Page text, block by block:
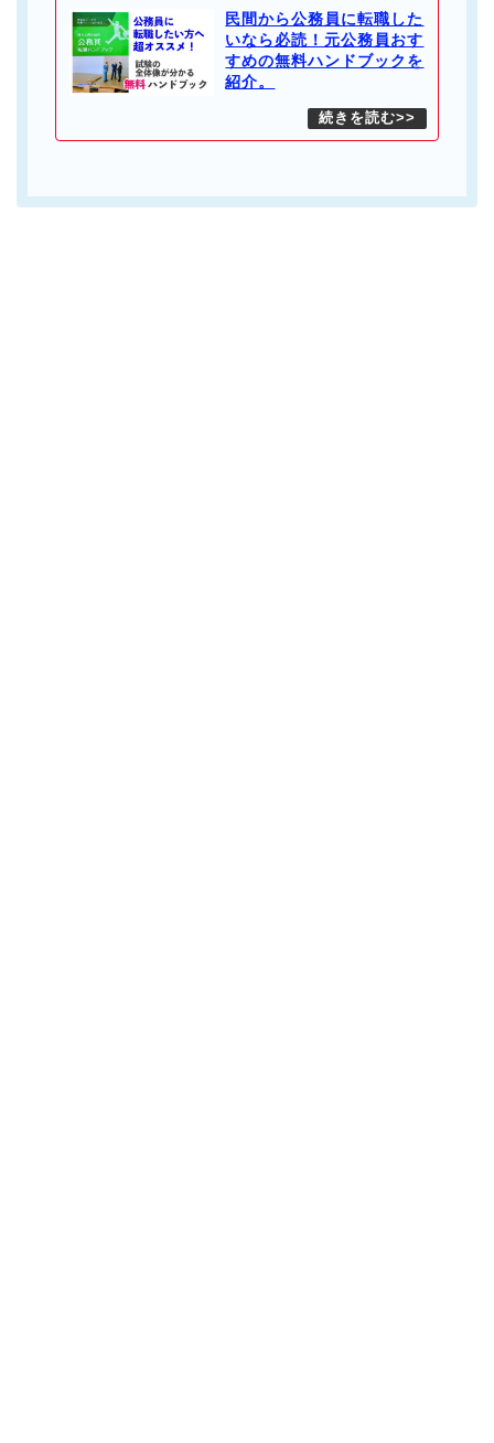
民間から公務員に転職した
いなら必読！元公務員おす
すめの無料ハンドブックを
紹介。